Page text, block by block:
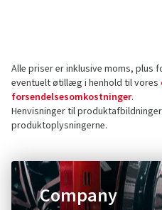
Kontakt vedrørende
kundesupport)
E-mail:info@schwalbe.com
Diebstahlschutz & Sicherheit
Alle priser er inklusive moms, plus
eventuelt øtillæg i henhold til vores
forsendelsesomkostninger.
Henvisninger til
produktoplysningerne.
Company